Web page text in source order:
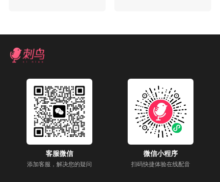
客服微信
添加客服，解决您的疑问
微信小程序
扫码快捷体验在线配音